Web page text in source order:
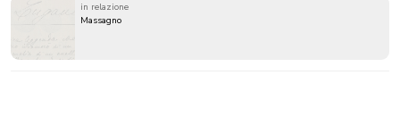
in relazione
Massagno